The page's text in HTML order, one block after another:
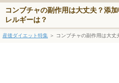
コンブチャの副作用は大丈夫？添
レルギーは？
産後ダイエット特集 ＞ コンブチャの副作用は大丈